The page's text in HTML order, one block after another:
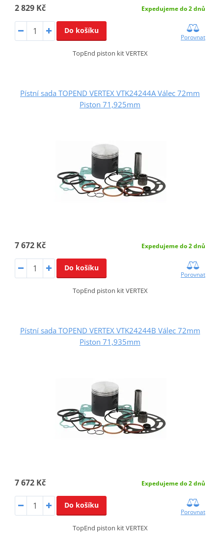
2 829 Kč Expedujeme do 2 dnů
Do košíku
Porovnat
TopEnd piston kit VERTEX
Pístní sada TOPEND VERTEX VTK24244A Válec 72mm
Piston 71,925mm
7 672 Kč Expedujeme do 2 dnů
Do košíku
Porovnat
TopEnd piston kit VERTEX
Pístní sada TOPEND VERTEX VTK24244B Válec 72mm
Piston 71,935mm
7 672 Kč Expedujeme do 2 dnů
Do košíku
Porovnat
TopEnd piston kit VERTEX